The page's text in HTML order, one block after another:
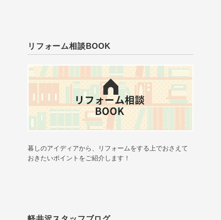
リフォーム相談BOOK
暮しのアイディアから、リフォームをする上でおさえて
おきたいポイントをご紹介します！